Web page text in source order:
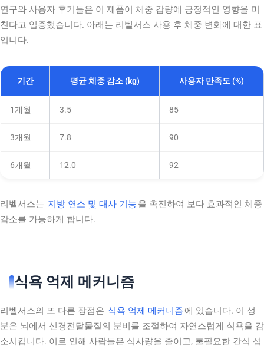
연구와 사용자 후기들은 이 제품이 체중 감량에 긍정적인 영향을 미
친다고 입증했습니다. 아래는 리벨서스 사용 후 체중 변화에 대한 표
입니다.
기간 평균 체중 감소 (kg) 사용자 만족도 (%)
1개월 3.5 85
3개월 7.8 90
6개월 12.0 92
리벨서스는 지방 연소 및 대사 기능 을 촉진하여 보다 효과적인 체중
감소를 가능하게 합니다.
식욕 억제 메커니즘
리벨서스의 또 다른 장점은 식욕 억제 메커니즘 에 있습니다. 이 성
분은 뇌에서 신경전달물질의 분비를 조절하여 자연스럽게 식욕을 감
소시킵니다. 이로 인해 사람들은 식사량을 줄이고, 불필요한 간식 섭